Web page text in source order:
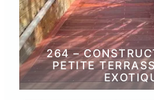
264 –
PETITE